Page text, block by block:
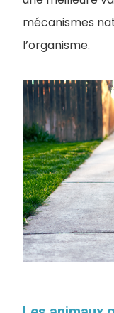
mécanismes
l’organisme.